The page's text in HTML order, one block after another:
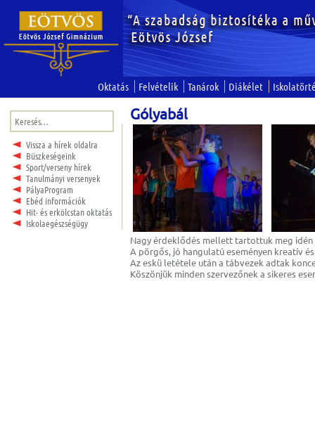
Oktatás Felvételik Tanárok Diákélet
Keresés:
Vissza a hírek oldalra
Büszkeségeink
Sport/verseny hírek
Tanulmányi versenyek
PályaProgram
Ebéd információk
Hit- és erkölcstan oktatás
Iskolaegészségügy
Gólyabál
Nagy érdeklődés mellett tartottuk meg
A pörgős, jó hangulatú eseményen kreatív
Az eskü letétele után a tábvezek adtak
Köszönjük minden szervezőnek a sikeres